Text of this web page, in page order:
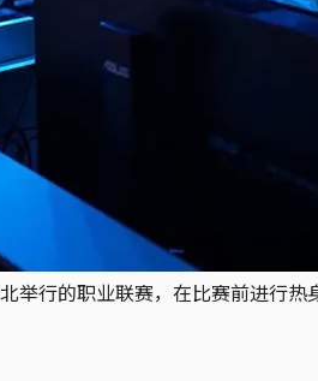
举行的职业联赛，在比赛前进行热